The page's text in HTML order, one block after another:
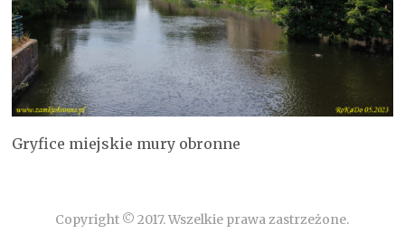
Gryfice miejskie mury obronne
Copyright © 2017. Wszelkie prawa zastrzeżone.